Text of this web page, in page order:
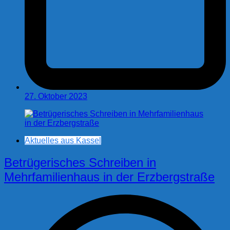
27. Oktober 2023
Aktuelles aus Kassel
Betrügerisches Schreiben in
Mehrfamilienhaus in der Erzbergstraße